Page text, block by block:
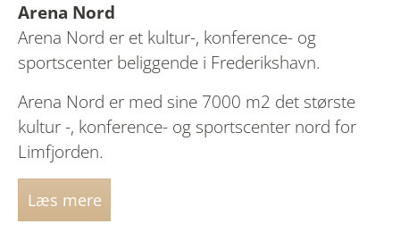
Arena Nord
Arena Nord er et kultur-, konference- og
sportscenter beliggende i Frederikshavn.
Arena Nord er med sine 7000 m2 det største
kultur -, konference- og sportscenter nord for
Limfjorden.
Læs mere